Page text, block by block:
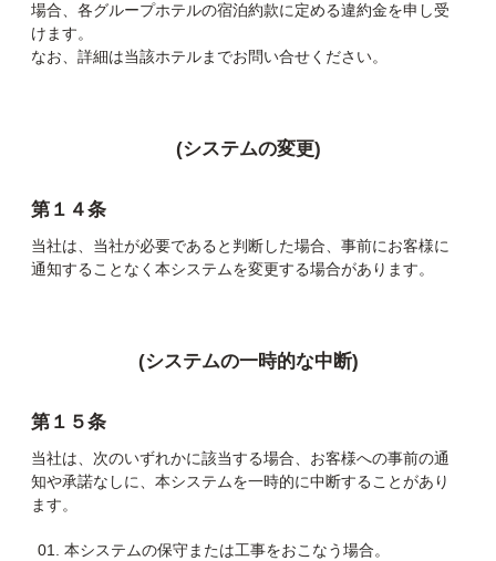
場合、各グループホテルの宿泊約款に定める違約金を申し受
けます。
なお、詳細は当該ホテルまでお問い合せください。
(システムの変更)
第１４条
当社は、当社が必要であると判断した場合、事前にお客様に
通知することなく本システムを変更する場合があります。
(システムの一時的な中断)
第１５条
当社は、次のいずれかに該当する場合、お客様への事前の通
知や承諾なしに、本システムを一時的に中断することがあり
ます。
本システムの保守または工事をおこなう場合。